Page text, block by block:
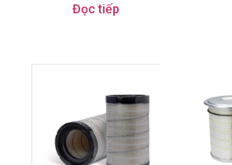
Đọc tiếp